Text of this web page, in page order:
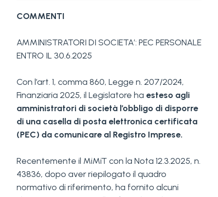
COMMENTI
AMMINISTRATORI DI SOCIETA’: PEC PERSONALE
ENTRO IL 30.6.2025
Con l’art. 1, comma 860, Legge n. 207/2024,
Finanziaria 2025, il Legislatore ha esteso agli
amministratori di società l’obbligo di disporre
di una casella di posta elettronica certificata
(PEC) da comunicare al Registro Imprese.
Recentemente il MiMiT con la Nota 12.3.2025, n.
43836, dopo aver riepilogato il quadro
normativo di riferimento, ha fornito alcuni